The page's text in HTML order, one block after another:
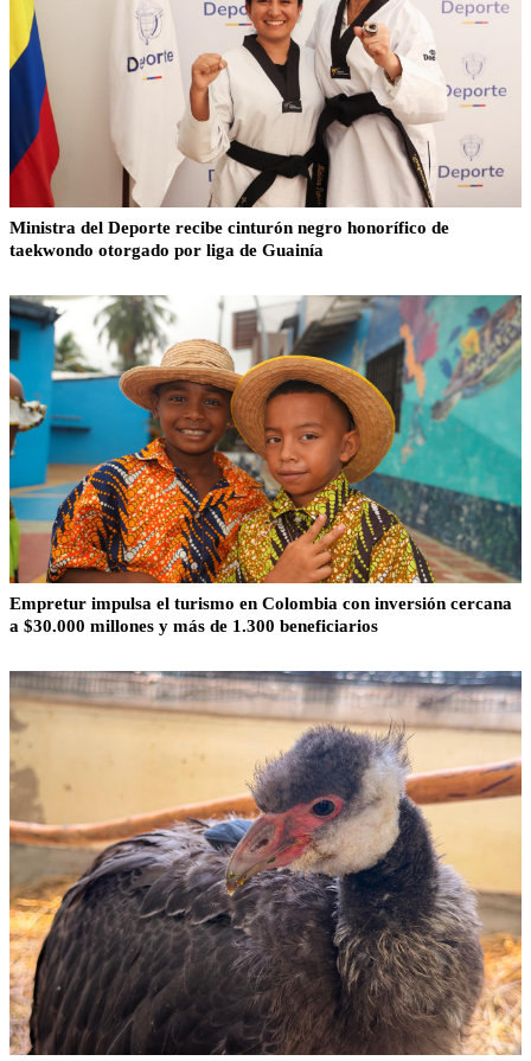
Ministra del Deporte recibe cinturón negro honorífico de
taekwondo otorgado por liga de Guainía
Empretur impulsa el turismo en Colombia con inversión cercana
a $30.000 millones y más de 1.300 beneficiarios